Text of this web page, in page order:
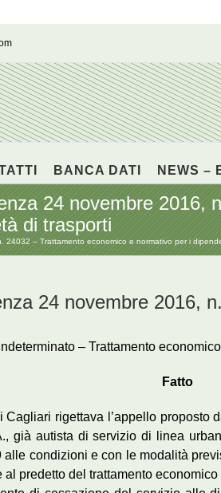
BANCA DATI NEWS –
24 novembre 2016,
di trasporti
– Trattamento economico e normativo per i
24 novembre 2016,
– Trattamento
Fatto
rigettava l’appello
già autista di servizio di linea
condizioni e con le modalità
predetto del trattamento